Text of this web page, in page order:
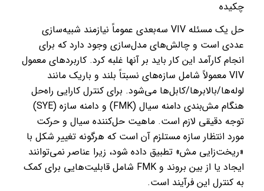
چکیده
حل یک مسئله VIV سه‌بعدی عموماً نیازمند شبیه‌سازی
عددی است و چالش‌های مدل‌سازی وجود دارد که برای
انجام کارآمد این کار باید بر آنها غلبه کرد. کاربردهای معمول
VIV معمولاً شامل سازه‌های نسبتاً بلند و باریک مانند
لوله‌ها/بالابرها/کابل‌ها می‌شود. برای کنترل کارایی راه‌حل
هنگام مش‌بندی دامنه سیال (FMK) و دامنه سازه (SYE)
توجه دقیقی لازم است. ماهیت حل‌کننده سیال و حرکت
مورد انتظار سازه مستلزم آن است که هرگونه تغییر شکل با
«ریخت‌زایی مش» تطبیق داده شود، زیرا عناصر نمی‌توانند
ایجاد یا از بین بروند و FMK شامل قابلیت‌هایی برای کمک
به کنترل این فرآیند است.